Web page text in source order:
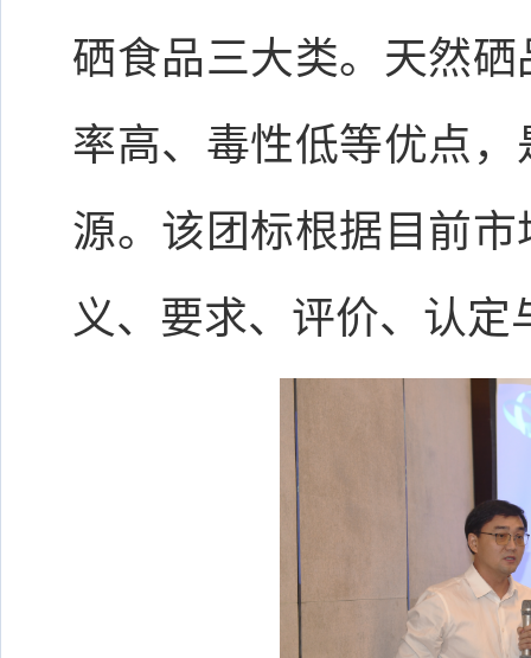
硒食品三大类。天然
率高、毒性低等优点
源。该团标根据目前
义、要求、评价、认